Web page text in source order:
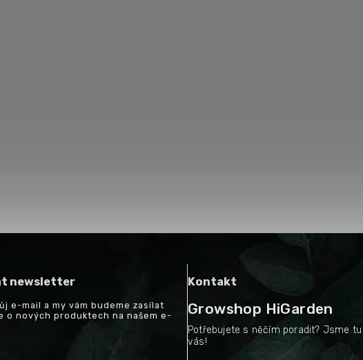
newsletter
e-mail a my vám budeme zasílat
o nových produktech na našem e-
Kontakt
Growshop HiGarden